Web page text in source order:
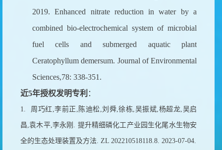
2019. Enhanced nitrate reduction in water by a
combined bio-electrochemical system of microbial
fuel cells and submerged aquatic plant
Ceratophyllum demersum. Journal of Environmental
Sciences,78: 338-351.
近5年授权发明专利 ：
1. 周巧红 李前正 陈迪松 刘舜, 徐栋 吴振斌 杨超龙 吴启
昌 袁木平, 李永刚 提升精细磷化工产业园生化尾水生物安
全的生态处理装置及方法 . ZL 202210518118.8. 2023-07-04.